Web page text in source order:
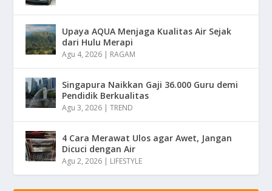
Upaya AQUA Menjaga Kualitas Air Sejak
dari Hulu Merapi
Agu 4, 2026 | RAGAM
Singapura Naikkan Gaji 36.000 Guru demi
Pendidik Berkualitas
Agu 3, 2026 |TREND
4 Cara Merawat Ulos agar Awet, Jangan
Dicuci dengan Air
Agu 2, 2026 | LIFESTYLE